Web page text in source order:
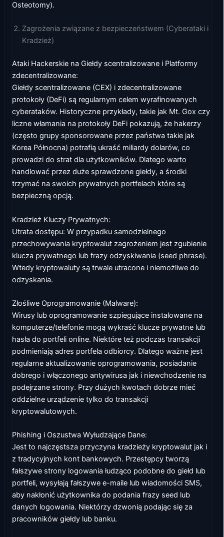
Osteotomy).
Zagrożenia związane z bezpieczeństwem (Cyberataki i
Kradzież)
Ataki Hackerskie na Giełdy scentralizowane i Platformy
zdecentralizowane:
Giełdy scentralizowane (CEX) i zdecentralizowane
protokoły (DeFi) są regularnym celem wyrafinowanych
cyberataków. Historyczne przykłady, takie jak Mt. Gox czy
liczne włamania na protokoły DeFi pokazują, że hakerzy
(często grupy sponsorowane przez państwa takie jak
Korea Północna) potrafią ukraść miliardy dolarów, co
prowadzi do strat dla użytkowników. Dlatego warto
handlować przez duże sprawdzone giełdy, a środki
trzymać na swoich prywatnych portfelach które są
bezpieczną opcją.
Kradzież Kluczy Prywatnych:
Utrata dostępu: W przypadku samodzielnego
przechowywania kryptowalut zagrożeniem jest zgubienie
klucza prywatnego lub frazy odzyskiwania (seed phrase).
Wtedy kryptowaluty są trwale utracone i niemożliwe do
odzyskania.
Złośliwe Oprogramowanie (Malware):
Wirusy lub oprogramowanie szpiegujące instalowane na
komputerze/telefonie mogą wykraść klucze prywatne lub
hasła do portfeli online. Niektóre też podczas transakcji
podmieniają adres portfela odbiorcy. Dlatego ważne jest
regularne aktualizowanie oprogramowania, posiadanie
dobrego i włączonego antywirusa jak i niewchodzenie na
podejrzane strony. Przy dużych kwotach dobrze mieć
oddzielne urządzenie tylko do transakcji
kryptowalutowych.
Phishing i Oszustwa Wyłudzające Dane:
Jest to najczęstsza przyczyna kradzieży kryptowalut jak i
z tradycyjnych kont bankowych. Przestępcy tworzą
fałszywe strony logowania łudząco podobne do giełd lub
portfeli, wysyłają fałszywe e-maile lub wiadomości SMS,
aby nakłonić użytkownika do podania frazy seed lub
danych logowania. Niektórzy dzwonią podając się za
pracowników giełdy lub banku.